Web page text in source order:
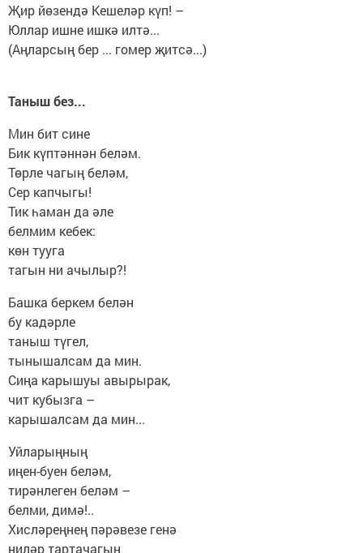
Җир йөзендә Кешеләр күп! –
Юллар ишне ишкә илтә...
(Аңларсың бер ... гомер җитсә...)
Таныш без...
Мин бит сине
Бик күптәннән беләм.
Төрле чагың беләм,
Сер капчыгы!
Тик һаман да әле
белмим кебек:
көн тууга
тагын ни ачылыр?!
Башка беркем белән
бу кадәрле
таныш түгел,
тынышалсам да мин.
Сиңа карышуы авырырак,
чит кубызга –
карышалсам да мин...
Уйларыңның
иңен-буен беләм,
тирәнлеген беләм –
белми, димә!..
Хисләреңнең пәрәвезе генә
ниләр тартачагын